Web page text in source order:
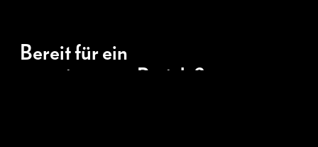
Bereit für ein
gemeinsames Projekt?